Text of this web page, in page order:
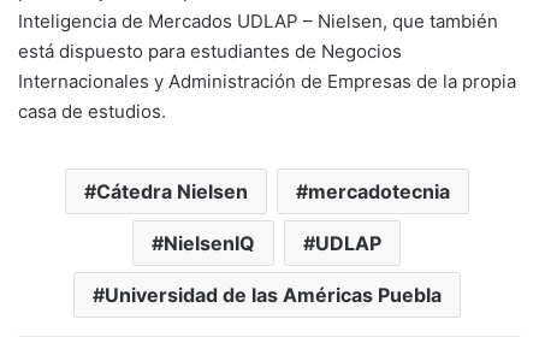
Inteligencia de Mercados UDLAP – Nielsen, que también
está dispuesto para estudiantes de Negocios
Internacionales y Administración de Empresas de la propia
casa de estudios.
Cátedra Nielsen mercadotecnia
NielsenIQ UDLAP
Universidad de las Américas Puebla